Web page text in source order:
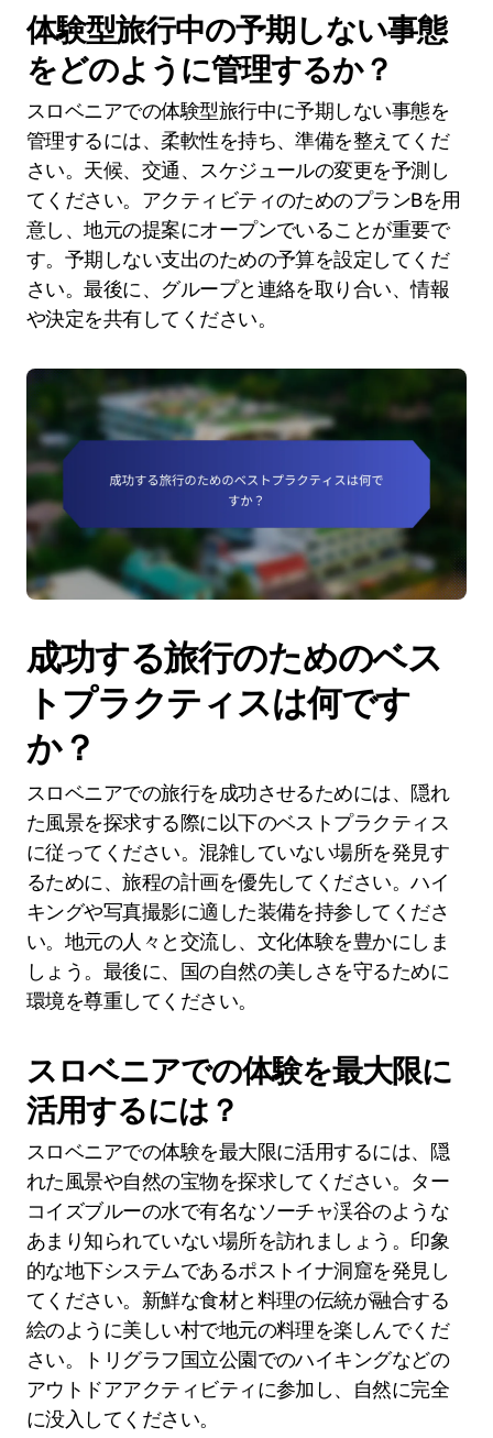
体験型旅行中の予期しない事態
をどのように管理するか？
スロベニアでの体験型旅行中に予期しない事態を
管理するには、柔軟性を持ち、準備を整えてくだ
さい。天候、交通、スケジュールの変更を予測し
てください。アクティビティのためのプランBを用
意し、地元の提案にオープンでいることが重要で
す。予期しない支出のための予算を設定してくだ
さい。最後に、グループと連絡を取り合い、情報
や決定を共有してください。
成功する旅行のためのベス
トプラクティスは何です
か？
スロベニアでの旅行を成功させるためには、隠れ
た風景を探求する際に以下のベストプラクティス
に従ってください。混雑していない場所を発見す
るために、旅程の計画を優先してください。ハイ
キングや写真撮影に適した装備を持参してくださ
い。地元の人々と交流し、文化体験を豊かにしま
しょう。最後に、国の自然の美しさを守るために
環境を尊重してください。
スロベニアでの体験を最大限に
活用するには？
スロベニアでの体験を最大限に活用するには、隠
れた風景や自然の宝物を探求してください。ター
コイズブルーの水で有名なソーチャ渓谷のような
あまり知られていない場所を訪れましょう。印象
的な地下システムであるポストイナ洞窟を発見し
てください。新鮮な食材と料理の伝統が融合する
絵のように美しい村で地元の料理を楽しんでくだ
さい。トリグラフ国立公園でのハイキングなどの
アウトドアアクティビティに参加し、自然に完全
に没入してください。